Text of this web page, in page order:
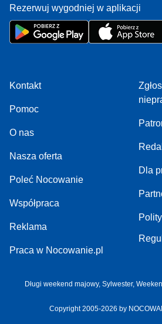
Rezerwuj wygodniej w aplikacji
Kontakt
Pomoc
O nas
Nasza oferta
Poleć Nocowanie
Współpraca
Reklama
Praca w Nocowanie.pl
Dla
Długi weekend majowy, Sylwester,
Copyright 2005-2026 by